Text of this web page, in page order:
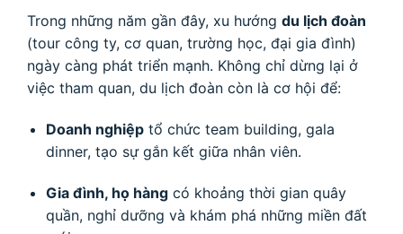
Trong những năm gần đây, xu hướng du lịch đoàn
(tour công ty, cơ quan, trường học, đại gia đình)
ngày càng phát triển mạnh. Không chỉ dừng lại ở
việc tham quan, du lịch đoàn còn là cơ hội để:
Doanh nghiệptổ chức team building, gala
dinner, tạo sự gắn kết giữa nhân viên.
Gia đình, họ hàngcó khoảng thời gian quây
quần, nghỉ dưỡng và khám phá những miền đất